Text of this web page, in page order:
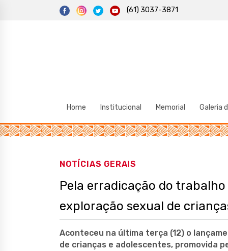
(61) 3037-3871
Home Institucional Memorial Galeria
NOTÍCIAS GERAIS
Pela erradicação do
exploração sexual de
Aconteceu na última terça (12) o
de crianças e adolescentes, promovida